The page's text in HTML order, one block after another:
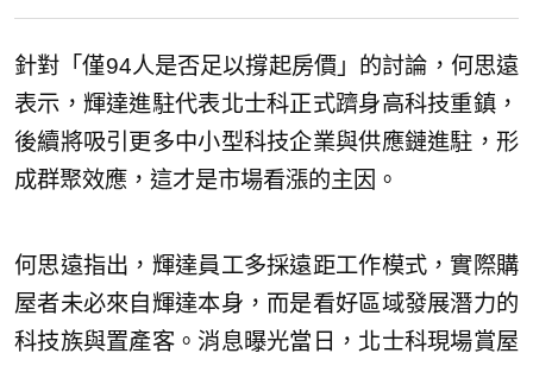
針對「僅94人是否足以撐起房價」的討論，何思遠
表示，輝達進駐代表北士科正式躋身高科技重鎮，
後續將吸引更多中小型科技企業與供應鏈進駐，形
成群聚效應，這才是市場看漲的主因。
何思遠指出，輝達員工多採遠距工作模式，實際購
屋者未必來自輝達本身，而是看好區域發展潛力的
科技族與置產客。消息曝光當日，北士科現場賞屋